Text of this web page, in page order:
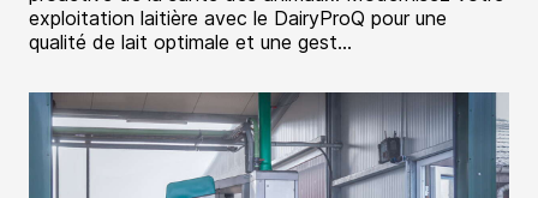
exploitation laitière avec le DairyProQ pour une
qualité de lait optimale et une gest...